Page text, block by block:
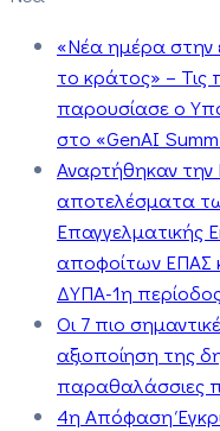
«Νέα ημέρα
το κράτος» – Τις
παρουσίασε ο
στο «GenAI
Αναρτήθηκαν
αποτελέσματα
Επαγγελματικής
αποφοίτων ΕΠΑΣ
ΔΥΠΑ-1η
Οι 7 πιο
αξιοποίηση της
παραθαλάσσιες
4η Απόφαση